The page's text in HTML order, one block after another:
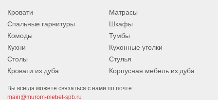
Кровати
Матрасы
Спальные гарнитуры
Шкафы
Комоды
Тумбы
Кухни
Кухонные уголки
Столы
Стулья
Кровати из дуба
Корпусная мебель из дуба
Вы всегда можете связаться с нами по почте:
main@murom-mebel-spb.ru